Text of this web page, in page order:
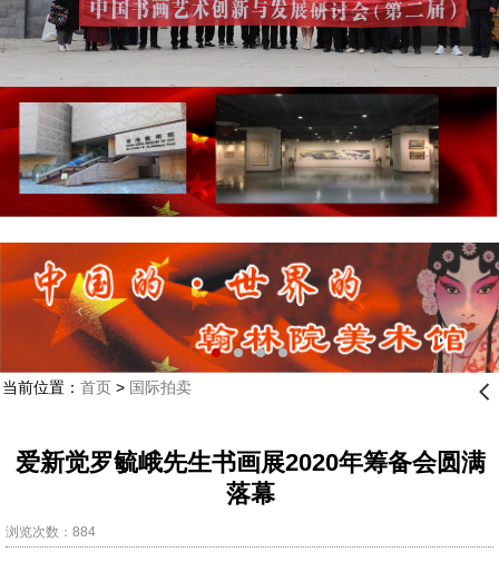
当前位置： 首页> 国际拍卖 󰊒
爱新觉罗毓峨先生书画展2020年筹备会圆满
落幕
浏览次数：884